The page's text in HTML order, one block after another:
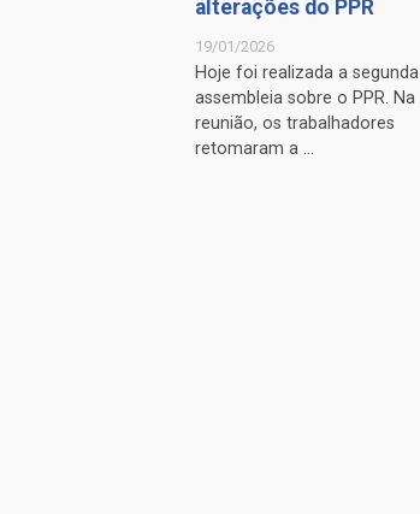
alterações do PPR
19/01/2026
Hoje foi realizada a segunda
assembleia sobre o PPR. Na
reunião, os trabalhadores
retomaram a ...